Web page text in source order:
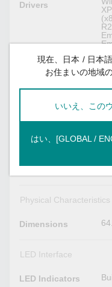
Drivers
Linux Drivers
UNIX Drivers
Power Parameters
Physical Characteristics
Dimensions
LED Interface
LED Indicators
現在、日本 / 日本
お住まいの地域
いいえ、この
はい、[GLOBAL /